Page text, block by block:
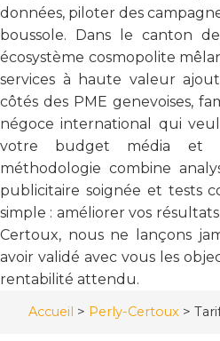
données, piloter des
boussole. Dans le canton
écosystème cosmopolite
services à haute valeur
côtés des PME genevoises,
négoce international qui
votre budget média et
méthodologie combine
publicitaire soignée et tests
simple : améliorer vos
Certoux, nous ne lançons
avoir validé avec vous les
rentabilité attendu.
Accueil > Perly-Certoux >